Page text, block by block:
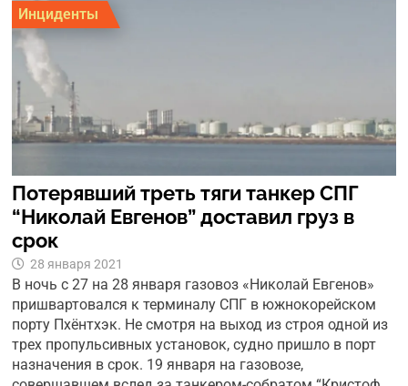
Инциденты
Потерявший треть тяги танкер СПГ
“Николай Евгенов” доставил груз в
срок
28 января 2021
В ночь с 27 на 28 января газовоз «Николай Евгенов»
пришвартовался к терминалу СПГ в южнокорейском
порту Пхёнтхэк. Не смотря на выход из строя одной из
трех пропульсивных установок, судно пришло в порт
назначения в срок. 19 января на газовозе,